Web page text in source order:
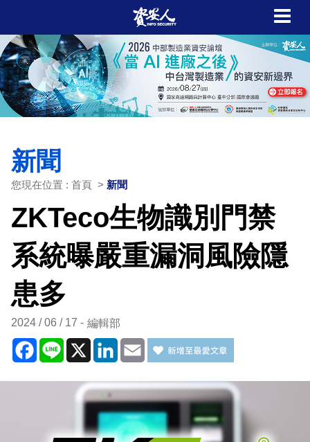
新聞
您現在位置 : 首頁 > 新聞
ZKTeco生物識別門禁
系統曝嚴重漏洞風險隱
患多
2024 / 06 / 17 編輯部
Facebook
Line X LinkedIn
Email